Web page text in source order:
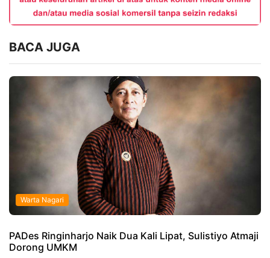
BACA JUGA
Warta Nagari
PADes Ringinharjo Naik Dua Kali Lipat, Sulistiyo Atmaji
Dorong UMKM